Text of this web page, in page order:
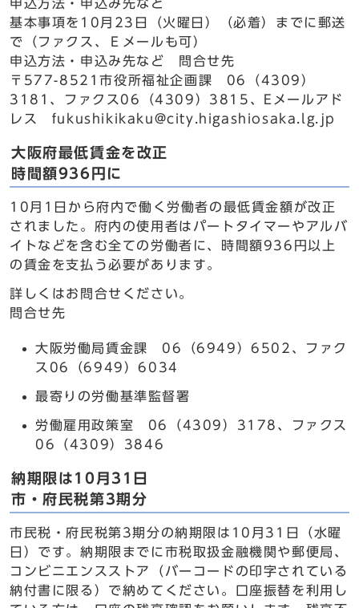
申込方法・申込み先など
基本事項を10月23日（火曜日）（必着）までに郵送
で（ファクス、Ｅメールも可）
申込方法・申込み先など 問合せ先
〒577-8521市役所福祉企画課 06（4309）
3181、ファクス06（4309）3815、Eメールアド
レス fukushikikaku@city.higashiosaka.lg.jp
大阪府最低賃金を改正
時間額936円に
10月1日から府内で働く労働者の最低賃金額が改正
されました。府内の使用者はパートタイマーやアルバ
イトなどを含む全ての労働者に、時間額936円以上
の賃金を支払う必要があります。
詳しくはお問合せください。
問合せ先
大阪労働局賃金課 06（6949）6502、ファク
ス06（6949）6034
最寄りの労働基準監督署
労働雇用政策室 06（4309）3178、ファクス
06（4309）3846
納期限は10月31日
市・府民税第3期分
市民税・府民税第3期分の納期限は10月31日（水曜
日）です。納期限までに市税取扱金融機関や郵便局、
コンビニエンスストア（バーコードの印字されている
納付書に限る）で納めてください。口座振替を利用し